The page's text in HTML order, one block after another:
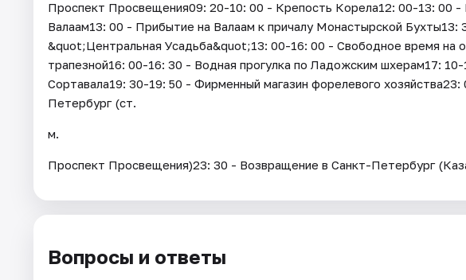
Проспект Просвещения09: 20-10: 00 - Крепость Корела12: 00-13: 00 -
Валаам13: 00 - Прибытие на Валаам к причалу Монастырской Бухты13:
&quot;Центральная Усадьба&quot;13: 00-16: 00 - Свободное время на
трапезной16: 00-16: 30 - Водная прогулка по Ладожским шхерам17:
Сортавала19: 30-19: 50 - Фирменный магазин форелевого
Петербург (ст.
м.
Проспект Просвещения)23: 30 - Возвращение в Санкт-Петербург
Вопросы и ответы